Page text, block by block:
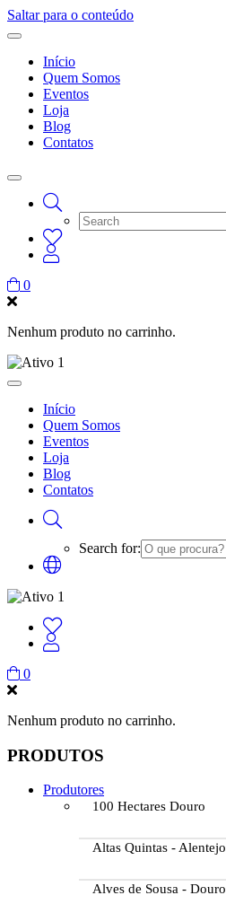
Saltar para o conteúdo
Início
Quem Somos
Eventos
Loja
Blog
Contatos
0
Nenhum produto no carrinho.
Início
Quem Somos
Eventos
Loja
Blog
Contatos
Search for:
0
Nenhum produto no carrinho.
PRODUTOS
Produtores
100 Hectares Douro
Altas Quintas - Alentejo
Alves de Sousa - Douro